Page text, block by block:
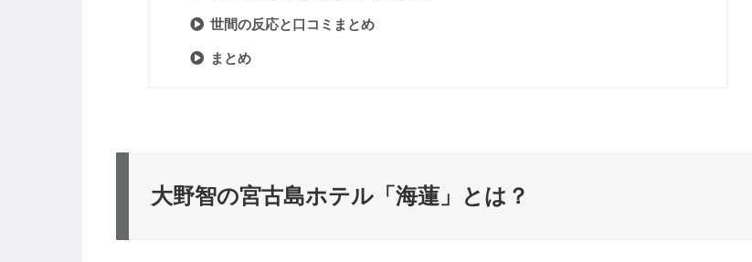
世間の反応と口コミまとめ
まとめ
大野智の宮古島ホテル「海蓮」とは？